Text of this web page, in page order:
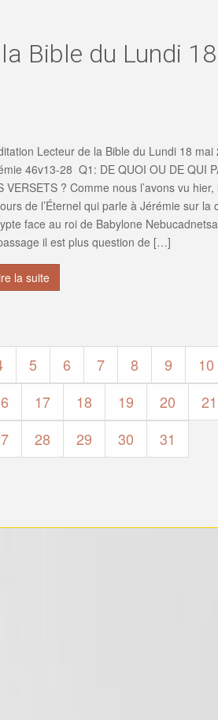
Bible du Lundi
Lecteur de la Bible du Lundi 18 mai
46v13-28 Q1: DE QUOI OU DE QUI
VERSETS ? Comme nous l’avons vu hier,
de l’Éternel qui parle à Jérémie sur la
face au roi de Babylone
il est plus question de […]
la suite
5 6 7 8 9
10
17 18 19 20
21
28 29 30
31